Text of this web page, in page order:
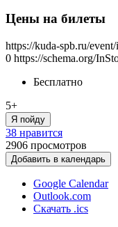
Цены на билеты
https://kuda-spb.ru/
0 https://schema.org/
Бесплатно
5+
Я пойду
38 нравится
2906 просмотров
Добавить в календарь
Google Calendar
Outlook.com
Скачать .ics